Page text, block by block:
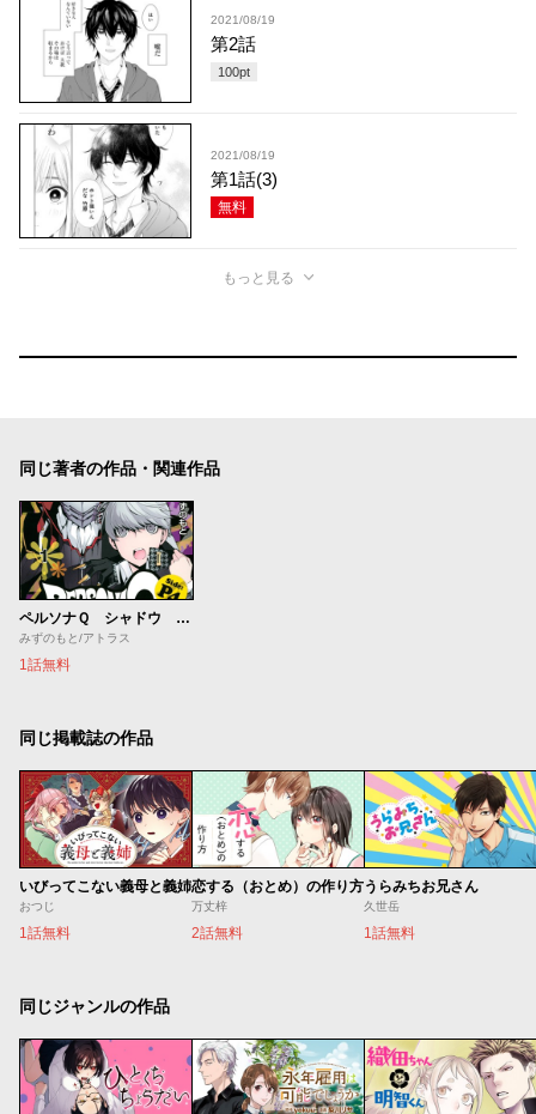
2021/08/19
第2話
100pt
2021/08/19
第1話(3)
無料
もっと見る
同じ著者の作品・関連作品
ペルソナＱ シャドウ オブ ザ ラビリンス Ｓｉｄｅ：Ｐ４
みずのもと/アトラス
1話無料
同じ掲載誌の作品
いびってこない義母と義姉
おつじ
1話無料
恋する（おとめ）の作り方
万丈梓
2話無料
うらみちお兄さん
久世岳
1話無料
同じジャンルの作品